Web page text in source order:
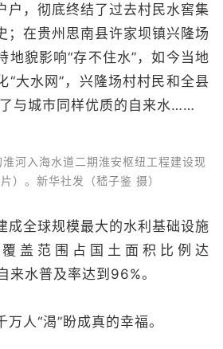
户，彻底终结了过去村民水窖集
；在贵州思南县许家坝镇兴隆场
地貌影响“存不住水”，如今当地
“大水网”，兴隆场村村民和全县
与城市同样优质的自来水……
河入海水道二期淮安枢纽工程建设现
）。新华社发（嵇子鉴 摄）
全球规模最大的水利基础设施
盖范围占国土面积比例达
来水普及率达到96%。
人“渴”盼成真的幸福。